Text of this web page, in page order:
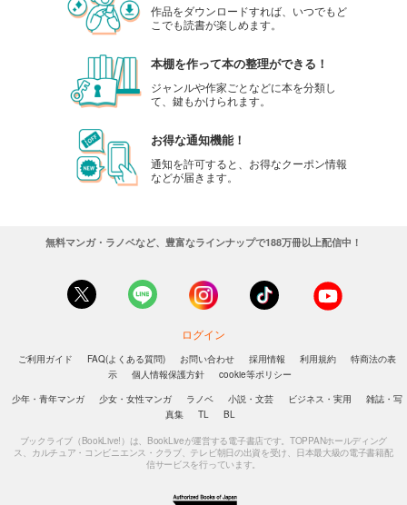
作品をダウンロードすれば、いつでもど
こでも読書が楽しめます。
本棚を作って本の整理ができる！
ジャンルや作家ごとなどに本を分類し
て、鍵もかけられます。
お得な通知機能！
通知を許可すると、お得なクーポン情報
などが届きます。
無料マンガ・ラノベなど、豊富なラインナップで188万冊以上配信中！
ログイン
ご利用ガイド FAQ(よくある質問) お問い合わせ 採用情報 利用規約
特商法の表
示
個人情報保護方針
cookie等ポリシー
少年・青年マンガ
少女・女性マンガ ラノベ 小説・文芸 ビジネス・実用
雑誌・写
真集
TL BL
ブックライブ（BookLive!）は、BookLiveが運営する電子書店です。TOPPANホールディング
ス、カルチュア・コンビニエンス・クラブ、テレビ朝日の出資を受け、日本最大級の電子書籍配
信サービスを行っています。